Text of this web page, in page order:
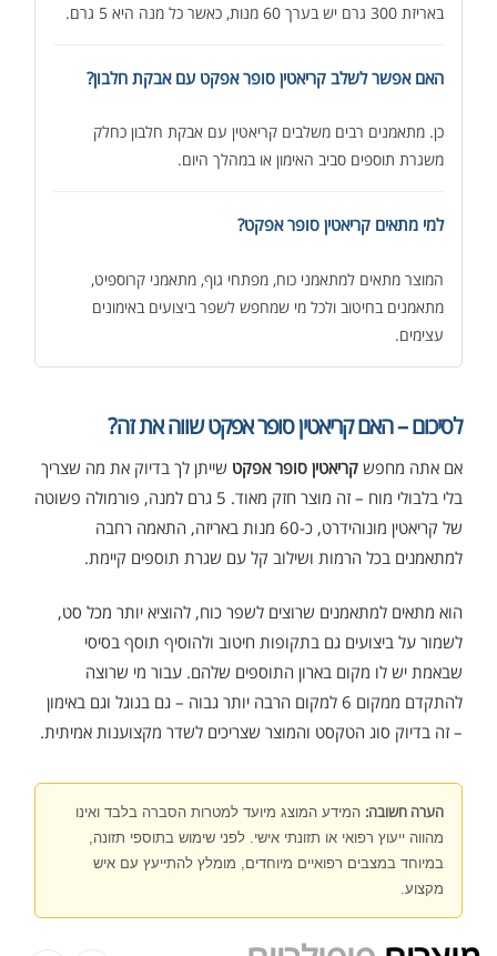
באריזת 300 גרם יש בערך 60 מנות, כאשר כל מנה היא 5 גרם.
האם אפשר לשלב קריאטין סופר אפקט עם אבקת חלבון?
כן. מתאמנים רבים משלבים קריאטין עם אבקת חלבון כחלק
משגרת תוספים סביב האימון או במהלך היום.
למי מתאים קריאטין סופר אפקט?
המוצר מתאים למתאמני כוח, מפתחי גוף, מתאמני קרוספיט,
מתאמנים בחיטוב ולכל מי שמחפש לשפר ביצועים באימונים
עצימים.
לסיכום – האם קריאטין סופר אפקט שווה את זה?
אם אתה מחפש קריאטין סופר אפקט שייתן לך בדיוק את מה שצריך
בלי בלבולי מוח – זה מוצר חזק מאוד. 5 גרם למנה, פורמולה פשוטה
של קריאטין מונוהידרט, כ-60 מנות באריזה, התאמה רחבה
למתאמנים בכל הרמות ושילוב קל עם שגרת תוספים קיימת.
הוא מתאים למתאמנים שרוצים לשפר כוח, להוציא יותר מכל סט,
לשמור על ביצועים גם בתקופות חיטוב ולהוסיף תוסף בסיסי
שבאמת יש לו מקום בארון התוספים שלהם. עבור מי שרוצה
להתקדם ממקום 6 למקום הרבה יותר גבוה – גם בגוגל וגם באימון
– זה בדיוק סוג הטקסט והמוצר שצריכים לשדר מקצוענות אמיתית.
הערה חשובה: המידע המוצג מיועד למטרות הסברה בלבד ואינו
מהווה ייעוץ רפואי או תזונתי אישי. לפני שימוש בתוספי תזונה,
במיוחד במצבים רפואיים מיוחדים, מומלץ להתייעץ עם איש
מקצוע.
אבקת חלבון כשרה ₪320.00
₪239.00
שייקר מקצועי פרובודי לחלבון או גיינר
₪40.00
₪20.00
אבקת חלבון הידרוליזט איזולט
₪500.00
₪369.00